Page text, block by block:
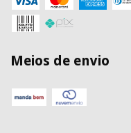
Meios de envio